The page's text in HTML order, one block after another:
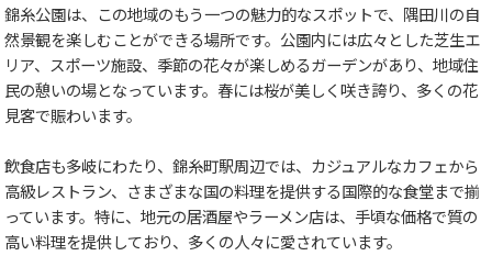
錦糸公園は、この地域のもう一つの魅力的なスポットで、隅田川の自
然景観を楽しむことができる場所です。公園内には広々とした芝生エ
リア、スポーツ施設、季節の花々が楽しめるガーデンがあり、地域住
民の憩いの場となっています。春には桜が美しく咲き誇り、多くの花
見客で賑わいます。
飲食店も多岐にわたり、錦糸町駅周辺では、カジュアルなカフェから
高級レストラン、さまざまな国の料理を提供する国際的な食堂まで揃
っています。特に、地元の居酒屋やラーメン店は、手頃な価格で質の
高い料理を提供しており、多くの人々に愛されています。